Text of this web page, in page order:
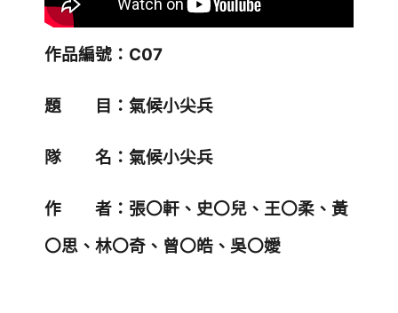
作品編號：C07
題 目：氣候小尖兵
隊 名：氣候小尖兵
作 者：張〇軒、史〇兒、王〇柔、黃
〇思、林〇奇、曾〇皓、吳〇嬡